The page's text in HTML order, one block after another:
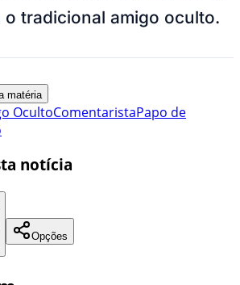
o tradicional amigo oculto.
matéria
OcultoComentaristaPapo de
notícia
Opções